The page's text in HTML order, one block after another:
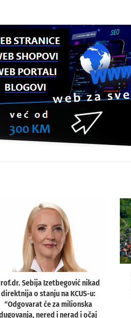
Sebija Izetbegović nikad
direktnija o stanju na KCUS-u:
“Odgovarat će za milionska
nered i nerad i očaj